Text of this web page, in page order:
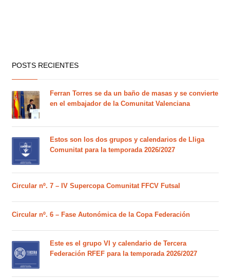
POSTS RECIENTES
Ferran Torres se da un baño de masas y se convierte
en el embajador de la Comunitat Valenciana
Estos son los dos grupos y calendarios de Lliga
Comunitat para la temporada 2026/2027
Circular nº. 7 – IV Supercopa Comunitat FFCV Futsal
Circular nº. 6 – Fase Autonómica de la Copa Federación
Este es el grupo VI y calendario de Tercera
Federación RFEF para la temporada 2026/2027